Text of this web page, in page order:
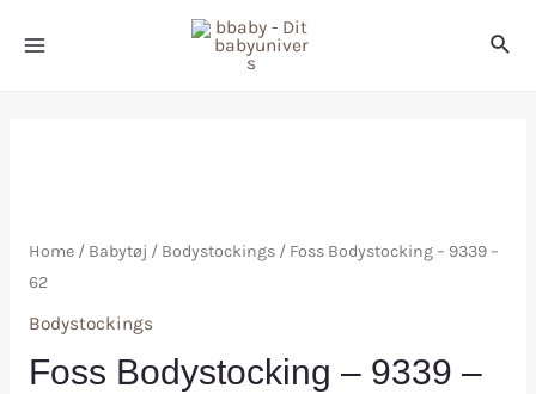
Home/ Babytøj / Bodystockings/ Foss Bodystocking – 9339 –
62
Bodystockings
Foss Bodystocking – 9339 –